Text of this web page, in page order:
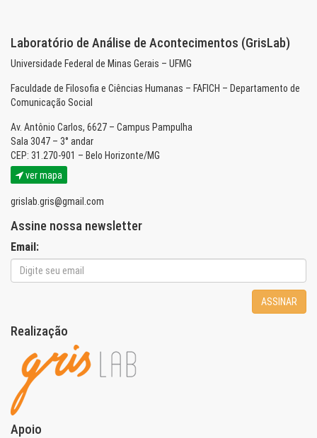
Laboratório de Análise de Acontecimentos (GrisLab)
Universidade Federal de Minas Gerais – UFMG
Faculdade de Filosofia e Ciências Humanas – FAFICH – Departamento de
Comunicação Social
Av. Antônio Carlos, 6627 – Campus Pampulha
Sala 3047 – 3° andar
CEP: 31.270-901 – Belo Horizonte/MG
ver mapa
grislab.gris@gmail.com
Assine nossa newsletter
Email:
ASSINAR
Realização
Apoio